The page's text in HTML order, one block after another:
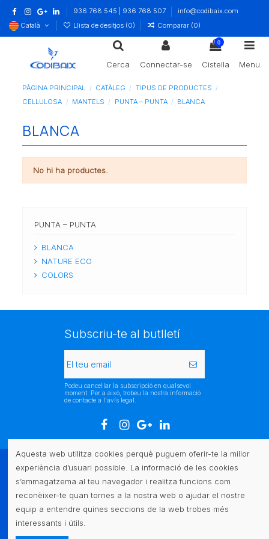
936 768 545 | 936 768 507
info@codibaix.com
Català
Llista de desitjos (0) Comparar (0)
Cerca Connectar-se
0
Cistella Menu
PÀGINA PRINCIPAL CATÀLEG
TIPUS DE PRODUCTES
CEL·LULOSA
MANTELS PUNTA – PUNTA BLANCA
BLANCA
No hi ha productes.
PUNTA – PUNTA
BLANCA
NATURE ECO
COLORS
Subscriu-te al butlletí
Podeu cancel·lar la subscripció en qualsevol
moment. Per a això, trobeu la nostra informació
de contacte a l'avís legal.
Atenció al client
Legal
Contacte
Aquesta web utilitza cookies perquè puguem oferir-te la millor
experiència d’usuari possible. La informació de les cookies
s’emmagatzema al teu navegador i realitza funcions com
reconèixer-te quan tornes a la nostra web o ajudar el nostre
equip a entendre quines seccions de la web trobes més
interessants i útils.